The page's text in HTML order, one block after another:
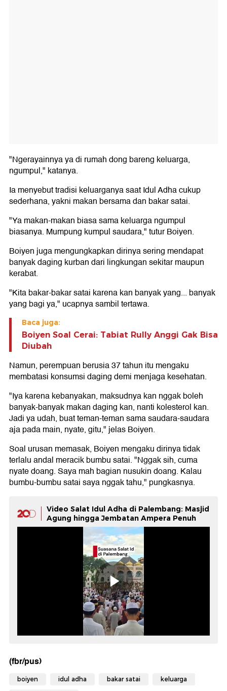
"Ngerayainnya ya di rumah dong bareng keluarga,
ngumpul," katanya.
Ia menyebut tradisi keluarganya saat Idul Adha cukup
sederhana, yakni makan bersama dan bakar satai.
"Ya makan-makan biasa sama keluarga ngumpul
biasanya. Mumpung kumpul saudara," tutur Boiyen.
Boiyen juga mengungkapkan dirinya sering mendapat
banyak daging kurban dari lingkungan sekitar maupun
kerabat.
"Kita bakar-bakar satai karena kan banyak yang... banyak
yang bagi ya," ucapnya sambil tertawa.
Baca juga:
Boiyen Soal Cerai: Tabiat Rully Anggi Gak Bisa
Diubah
Namun, perempuan berusia 37 tahun itu mengaku
membatasi konsumsi daging demi menjaga kesehatan.
"Iya karena kebanyakan, maksudnya kan nggak boleh
banyak-banyak makan daging kan, nanti kolesterol kan.
Jadi ya udah, buat teman-teman sama saudara-saudara
aja pada main, nyate, gitu," jelas Boiyen.
Soal urusan memasak, Boiyen mengaku dirinya tidak
terlalu andal meracik bumbu satai. "Nggak sih, cuma
nyate doang. Saya mah bagian nusukin doang. Kalau
bumbu-bumbu satai saya nggak tahu," pungkasnya.
Video Salat Idul Adha di Palembang: Masjid
Agung hingga Jembatan Ampera Penuh
(fbr/pus)
boiyen idul adha bakar satai keluarga